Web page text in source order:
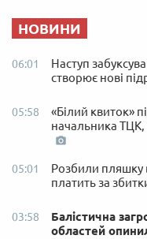
НОВИНИ
06:01
Наступ
створює нові
05:58
«Білий квиток»
начальника ТЦК,
05:01
Розбили пляшку
платить за
03:58
Балістична
областей